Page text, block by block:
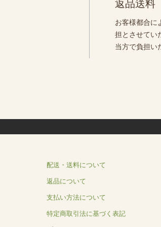
返品送料
お客様都合に
担とさせてい
当方で負担い
配送・送料について
返品について
支払い方法について
特定商取引法に基づく表記